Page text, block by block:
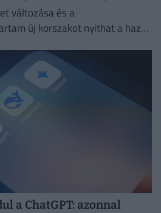
változása és a
új korszakot nyithat a hazai
a ChatGPT: azonnal